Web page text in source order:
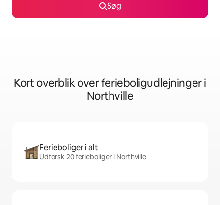
Søg
Kort overblik over ferieboligudlejninger i
Northville
Ferieboliger i alt
Udforsk 20 ferieboliger i Northville